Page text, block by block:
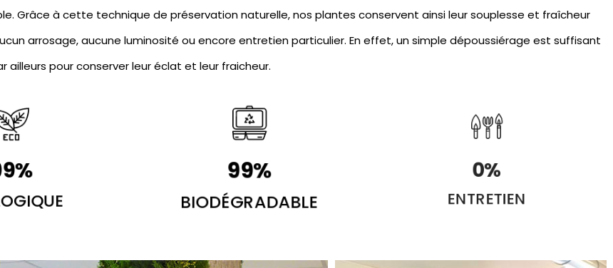
Grâce à cette technique de préservation naturelle, nos plantes conservent ainsi leur souplesse et fraîcheur
arrosage, aucune luminosité ou encore entretien particulier. En effet, un simple dépoussiérage est suffisant
ailleurs pour conserver leur éclat et leur fraicheur.
%
BIODÉGRADABLE
100%
ENTRETIEN
0%